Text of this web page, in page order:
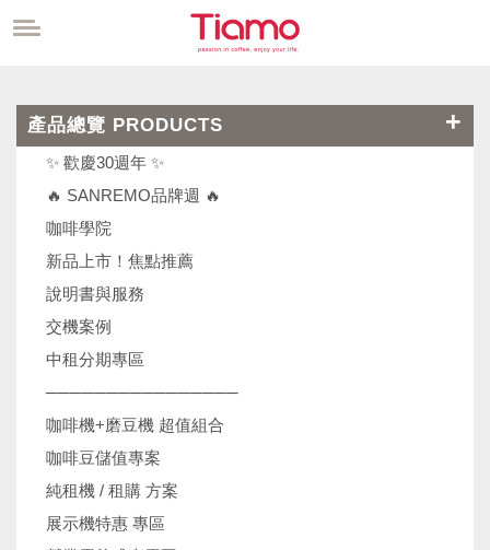
產品總覽 PRODUCTS
✨ 歡慶30週年 ✨
🔥 SANREMO品牌週 🔥
咖啡學院
新品上市！焦點推薦
說明書與服務
交機案例
中租分期專區
────────────────
咖啡機+磨豆機 超值組合
咖啡豆儲值專案
純租機 / 租購 方案
展示機特惠 專區